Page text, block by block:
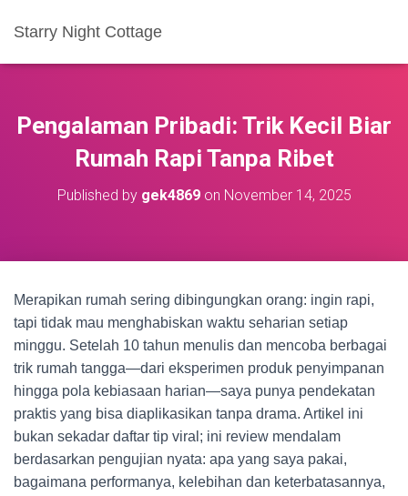
Starry Night Cottage
Pengalaman Pribadi: Trik Kecil Biar
Rumah Rapi Tanpa Ribet
Published by gek4869on November 14, 2025
Merapikan rumah sering dibingungkan orang: ingin rapi,
tapi tidak mau menghabiskan waktu seharian setiap
minggu. Setelah 10 tahun menulis dan mencoba berbagai
trik rumah tangga—dari eksperimen produk penyimpanan
hingga pola kebiasaan harian—saya punya pendekatan
praktis yang bisa diaplikasikan tanpa drama. Artikel ini
bukan sekadar daftar tip viral; ini review mendalam
berdasarkan pengujian nyata: apa yang saya pakai,
bagaimana performanya, kelebihan dan keterbatasannya,